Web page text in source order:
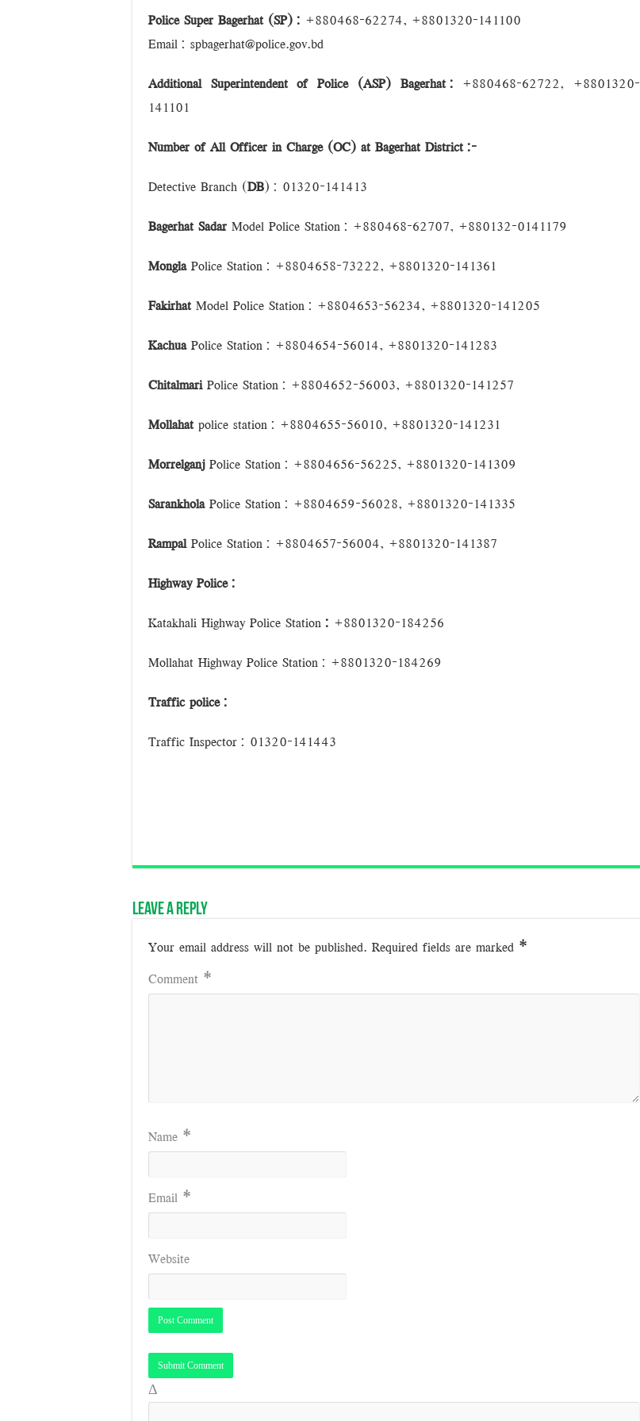
মহাসড়ক ঝুঁকি বাড়ছে বিশ্ব ঐতিহ্য ষাটগম্বুজ মসজিদের
বাগেরহাটে পুলিশের অভিযানে ৪টি আগ্নেয়াস্ত্রসহ আটক ১১
Police Super Bagerhat (SP): +880468-62274, +8801320-141100
Email: spbagerhat@police.gov.bd
Additional Superintendent of Police(ASP) Bagerhat: +880468-62722, +8801320-
141101
Number of All Officer in Charge (OC) at Bagerhat District:–
Detective Branch (DB): 01320-141413
Bagerhat Sadar Model Police Station : +880468-62707, +880132-0141179
Mongla Police Station : +8804658-73222, +8801320-141361
Fakirhat Model Police Station : +8804653-56234, +8801320-141205
Kachua Police Station : +8804654-56014, +8801320-141283
Chitalmari Police Station : +8804652-56003, +8801320-141257
Mollahatpolice station: +8804655-56010, +8801320-141231
Morrelganj Police Station : +8804656-56225, +8801320-141309
Sarankhola Police Station : +8804659-56028, +8801320-141335
Rampal Police Station : +8804657-56004, +8801320-141387
Highway Police:
Katakhali Highway Police Station: +8801320-184256
Mollahat Highway Police Station: +8801320-184269
Traffic police:
Traffic Inspector: 01320-141443
Leave a Reply
Your email address will not be published. Required fields are marked *
Comment *
Name *
Email *
Website
Δ